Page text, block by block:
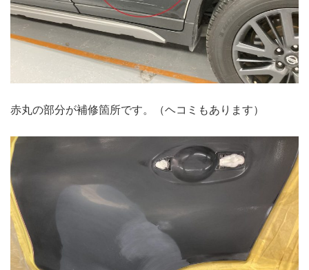
赤丸の部分が補修箇所です。（ヘコミもあります）